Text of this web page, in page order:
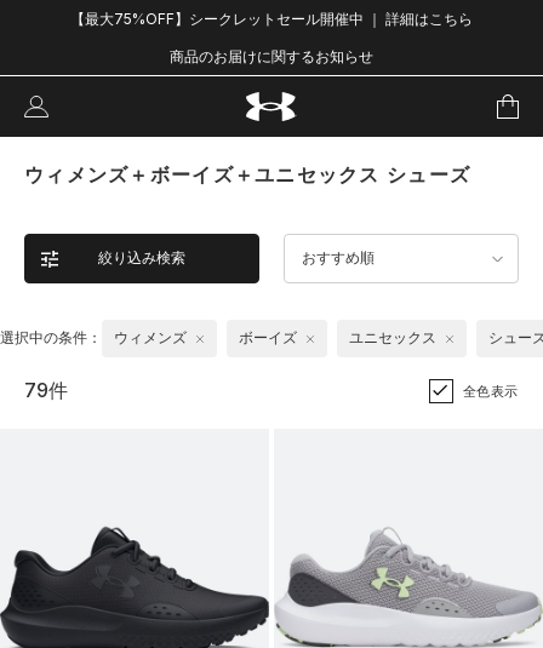
【最大75%OFF】シークレットセール開催中 ｜ 詳細はこちら
商品のお届けに関するお知らせ
ウィメンズ＋ボーイズ＋ユニセックス シューズ
絞り込み検索 おすすめ順
選択中の条件： ウィメンズ ボーイズ ユニセックス シュー
79件 全色表示